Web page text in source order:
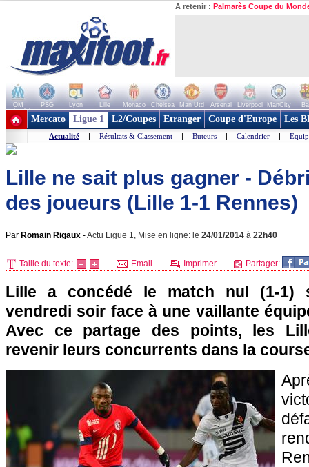
A retenir : Palmarès Coupe du
OM PSG Lyon Lille Monaco Chelsea Man Utd Arsenal Liverpool ManCity
+ de clubs
Mercato Ligue 1 L2/Coupes Etranger Coupe d'Europe Les
Actualité | Résultats & Classement | Buteurs | Calendrier |
Lille ne sait plus gagner -
des joueurs (Lille 1-1 Rennes)
Par Romain Rigaux -Actu Ligue 1, Mise en ligne: le 24/01/2014 à 22h40
Taille du texte: Email Imprimer Partager:
Lille a concédé le match nul (1-1)
vendredi soir face à une vaillante
Avec ce partage des points, les
revenir leurs concurrents dans la